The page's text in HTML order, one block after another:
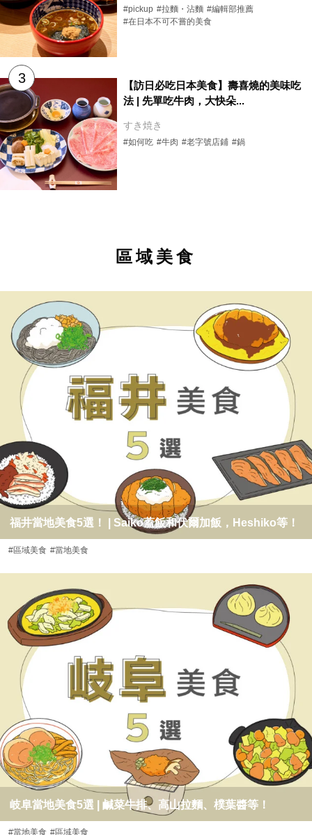
#pickup #拉麵・沾麵 #編輯部推薦
#在日本不可不嘗的美食
【訪日必吃日本美食】壽喜燒的美味吃
法 | 先單吃牛肉，大快朵...
すき焼き
#如何吃 #牛肉 #老字號店鋪 #鍋
區域美食
福井當地美食5選！ | Saiko蓋飯和伏爾加飯，Heshiko等！
#區域美食 #當地美食
岐阜當地美食5選 | 鹹菜牛排、高山拉麵、樸葉醬等！
#當地美食 #區域美食